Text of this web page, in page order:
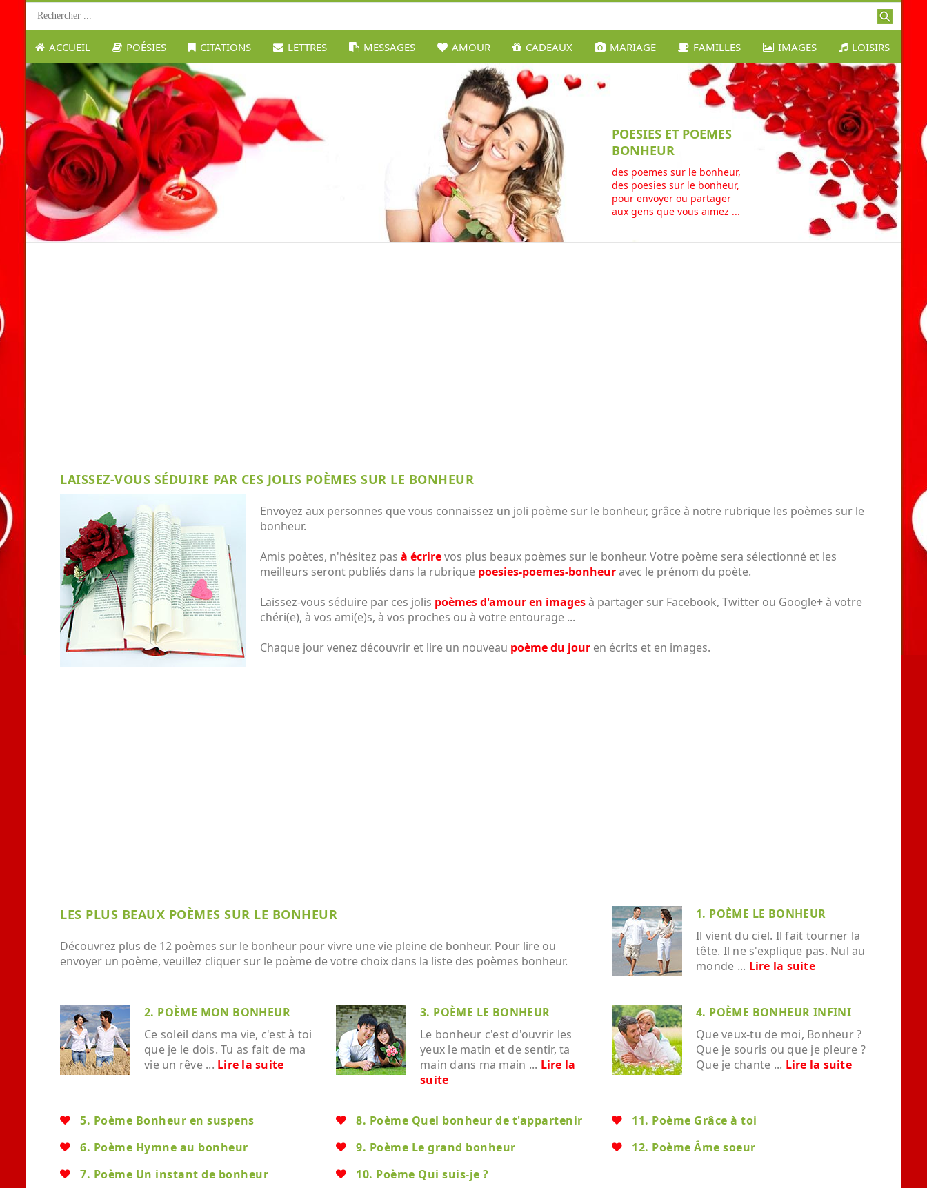
ACCUEIL POÉSIES CITATIONS LETTRES MESSAGES AMOUR CADEAUX MARIAGE FAMILLES IMAGES LOISIRS
POESIES ET POEMES
BONHEUR
des poemes sur le bonheur,
des poesies sur le bonheur,
pour envoyer ou partager
aux gens que vous aimez ...
LAISSEZ-VOUS SÉDUIRE PAR CES JOLIS POÈMES SUR LE BONHEUR
Envoyez aux personnes que vous connaissez un joli poème sur le bonheur, grâce à notre rubrique les poèmes sur le
bonheur.
Amis poètes, n'hésitez pas à écrirevos plus beaux poèmes sur le bonheur. Votre poème sera sélectionné et les
meilleurs seront publiés dans la rubrique poesies-poemes-bonheuravec le prénom du poète.
Laissez-vous séduire par ces jolis poèmes d'amour en imagesà partager sur Facebook, Twitter ou Google+ à votre
chéri(e), à vos ami(e)s, à vos proches ou à votre entourage ...
Chaque jour venez découvrir et lire un nouveau poème du jour en écrits et en images.
LES PLUS BEAUX POÈMES SUR LE BONHEUR
Découvrez plus de 12 poèmes sur le bonheur pour vivre une vie pleine de bonheur. Pour lire ou
envoyer un poème, veuillez cliquer sur le poème de votre choix dans la liste des poèmes bonheur.
1. POÈME LE BONHEUR
Il vient du ciel. Il fait tourner la
tête. Il ne s'explique pas. Nul au
monde ... Lire la suite
2. POÈME MON BONHEUR
Ce soleil dans ma vie, c'est à toi
que je le dois. Tu as fait de ma
vie un rêve ... Lire la suite
3. POÈME LE BONHEUR
Le bonheur c'est d'ouvrir les
yeux le matin et de sentir, ta
main dans ma main ... Lire la
suite
4. POÈME BONHEUR INFINI
Que veux-tu de moi, Bonheur ?
Que je souris ou que je pleure ?
Que je chante ... Lire la suite
5. Poème Bonheur en suspens
6. Poème Hymne au bonheur
7. Poème Un instant de bonheur
8. Poème Quel bonheur de t'appartenir
9. Poème Le grand bonheur
10. Poème Qui suis-je ?
11. Poème Grâce à toi
12. Poème Âme soeur